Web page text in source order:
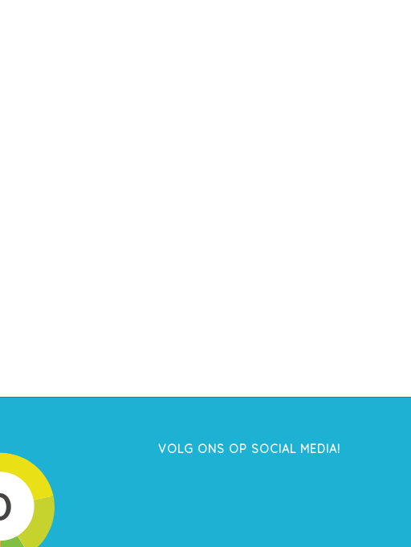
VOLG ONS OP SOCIAL MEDIA!